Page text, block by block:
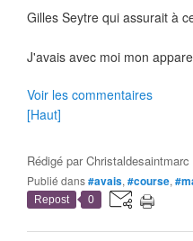
Gilles Seytre qui assurait à
J'avais avec moi mon
Voir les commentaires
[Haut]
Rédigé parChristaldesaintmarc
Publié dans#avais, #course,
Repost 0